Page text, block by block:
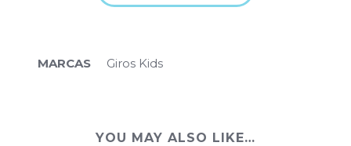
MARCAS Giros Kids
YOU MAY ALSO LIKE…